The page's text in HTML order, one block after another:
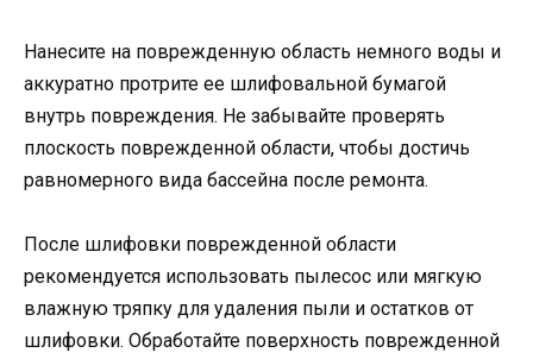
Нанесите на поврежденную область немного воды и
аккуратно протрите ее шлифовальной бумагой
внутрь повреждения. Не забывайте проверять
плоскость поврежденной области, чтобы достичь
равномерного вида бассейна после ремонта.
После шлифовки поврежденной области
рекомендуется использовать пылесос или мягкую
влажную тряпку для удаления пыли и остатков от
шлифовки. Обработайте поверхность поврежденной